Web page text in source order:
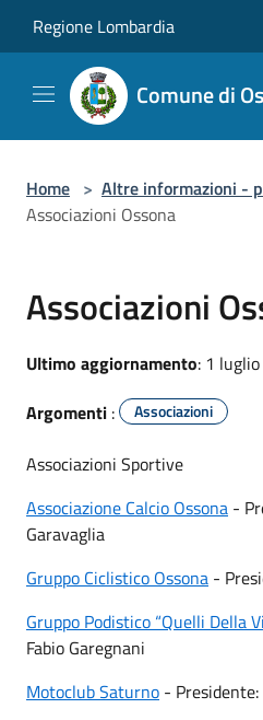
Regione Lombardia
Comune di
Home > Altre informazioni -
Associazioni Ossona
Associazioni
Ultimo aggiornamento: 1
Argomenti : Associazioni
Associazioni Sportive
Associazione Calcio Ossona -
Garavaglia
Gruppo Ciclistico Ossona -
Gruppo Podistico “Quelli Della
Fabio Garegnani
Motoclub Saturno -